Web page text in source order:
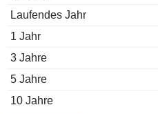
Laufendes Jahr
1 Jahr
3 Jahre
5 Jahre
10 Jahre